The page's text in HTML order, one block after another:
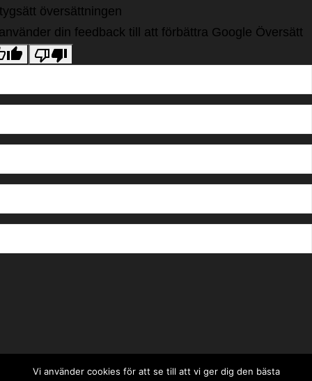
Vi använder cookies för att se till att vi ger dig den bästa
översättningen
din feedback till att förbättra Google Översätt